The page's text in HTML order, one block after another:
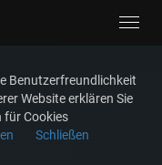
Benutzerfreundlichkeit
Website erklären Sie
für Cookies
Schließen